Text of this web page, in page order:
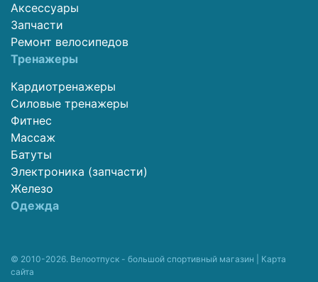
Аксессуары
Запчасти
Ремонт велосипедов
Тренажеры
Кардиотренажеры
Силовые тренажеры
Фитнес
Массаж
Батуты
Электроника (запчасти)
Железо
Одежда
© 2010-2026. Велоотпуск - большой спортивный магазин | Карта
сайта